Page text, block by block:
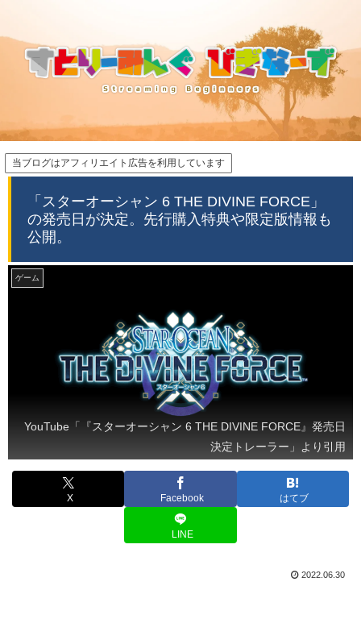
当ブログはアフィリエイト広告を利用しています
「スターオーシャン 6 THE DIVINE FORCE」
の発売日が決定。先行購入特典や限定版情報も
公開。
ゲーム
YouTube「『スターオーシャン 6 THE DIVINE FORCE』発売日
決定トレーラー」より引用
X Facebook はてブ
LINE
2022.06.30